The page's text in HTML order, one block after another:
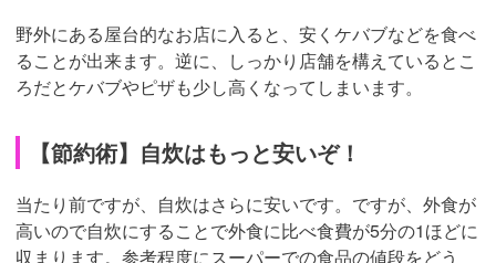
野外にある屋台的なお店に入ると、安くケバブなどを食べ
ることが出来ます。逆に、しっかり店舗を構えているとこ
ろだとケバブやピザも少し高くなってしまいます。
【節約術】自炊はもっと安いぞ！
当たり前ですが、自炊はさらに安いです。ですが、外食が
高いので自炊にすることで外食に比べ食費が5分の1ほどに
収まります。参考程度にスーパーでの食品の値段をどう